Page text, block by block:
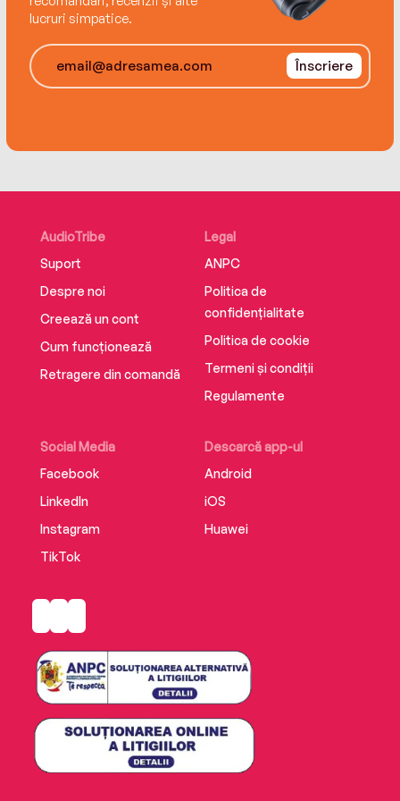
lucruri simpatice.
Înscriere
AudioTribe
Suport
Despre noi
Creează un cont
Cum funcționează
Retragere din comandă
Social Media
Facebook
LinkedIn
Instagram
TikTok
Descarcă app-ul
Android
iOS
Huawei
Legal
ANPC
Politica de
confidențialitate
Politica de cookie
Termeni și condiții
Regulamente